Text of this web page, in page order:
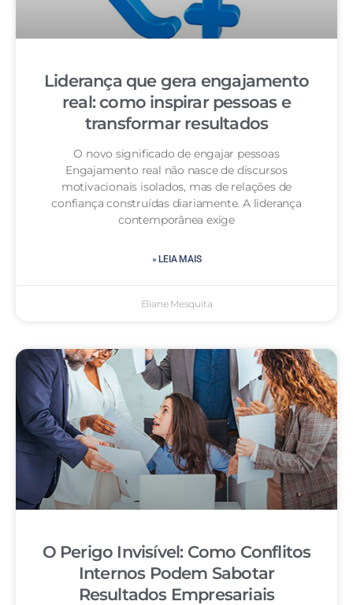
Liderança que gera engajamento
real: como inspirar pessoas e
transformar resultados
O novo significado de engajar pessoas
Engajamento real não nasce de discursos
motivacionais isolados, mas de relações de
confiança construídas diariamente. A liderança
contemporânea exige
» LEIA MAIS
Eliane Mesquita
O Perigo Invisível: Como Conflitos
Internos Podem Sabotar
Resultados Empresariais